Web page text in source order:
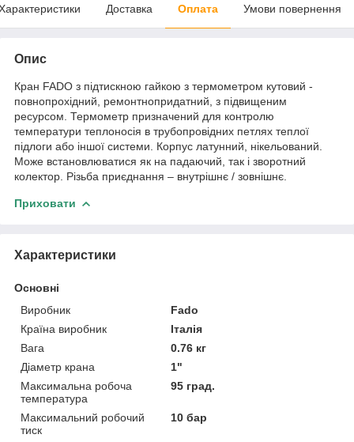
Доставка Оплата Умови повернення
Опис
Кран FADO з підтискною гайкою з термометром кутовий -
повнопрохідний, ремонтнопридатний, з підвищеним
ресурсом. Термометр призначений для контролю
температури теплоносія в трубопровідних петлях теплої
підлоги або іншої системи. Корпус латунний, нікельований.
Може встановлюватися як на падаючий, так і зворотний
колектор. Різьба приєднання – внутрішнє / зовнішнє.
Приховати
Характеристики
Основні
Виробник
Fado
Країна виробник
Італія
Вага
0.76 кг
Діаметр крана
1"
Максимальна робоча
температура
95 град.
Максимальний робочий
тиск
10 бар